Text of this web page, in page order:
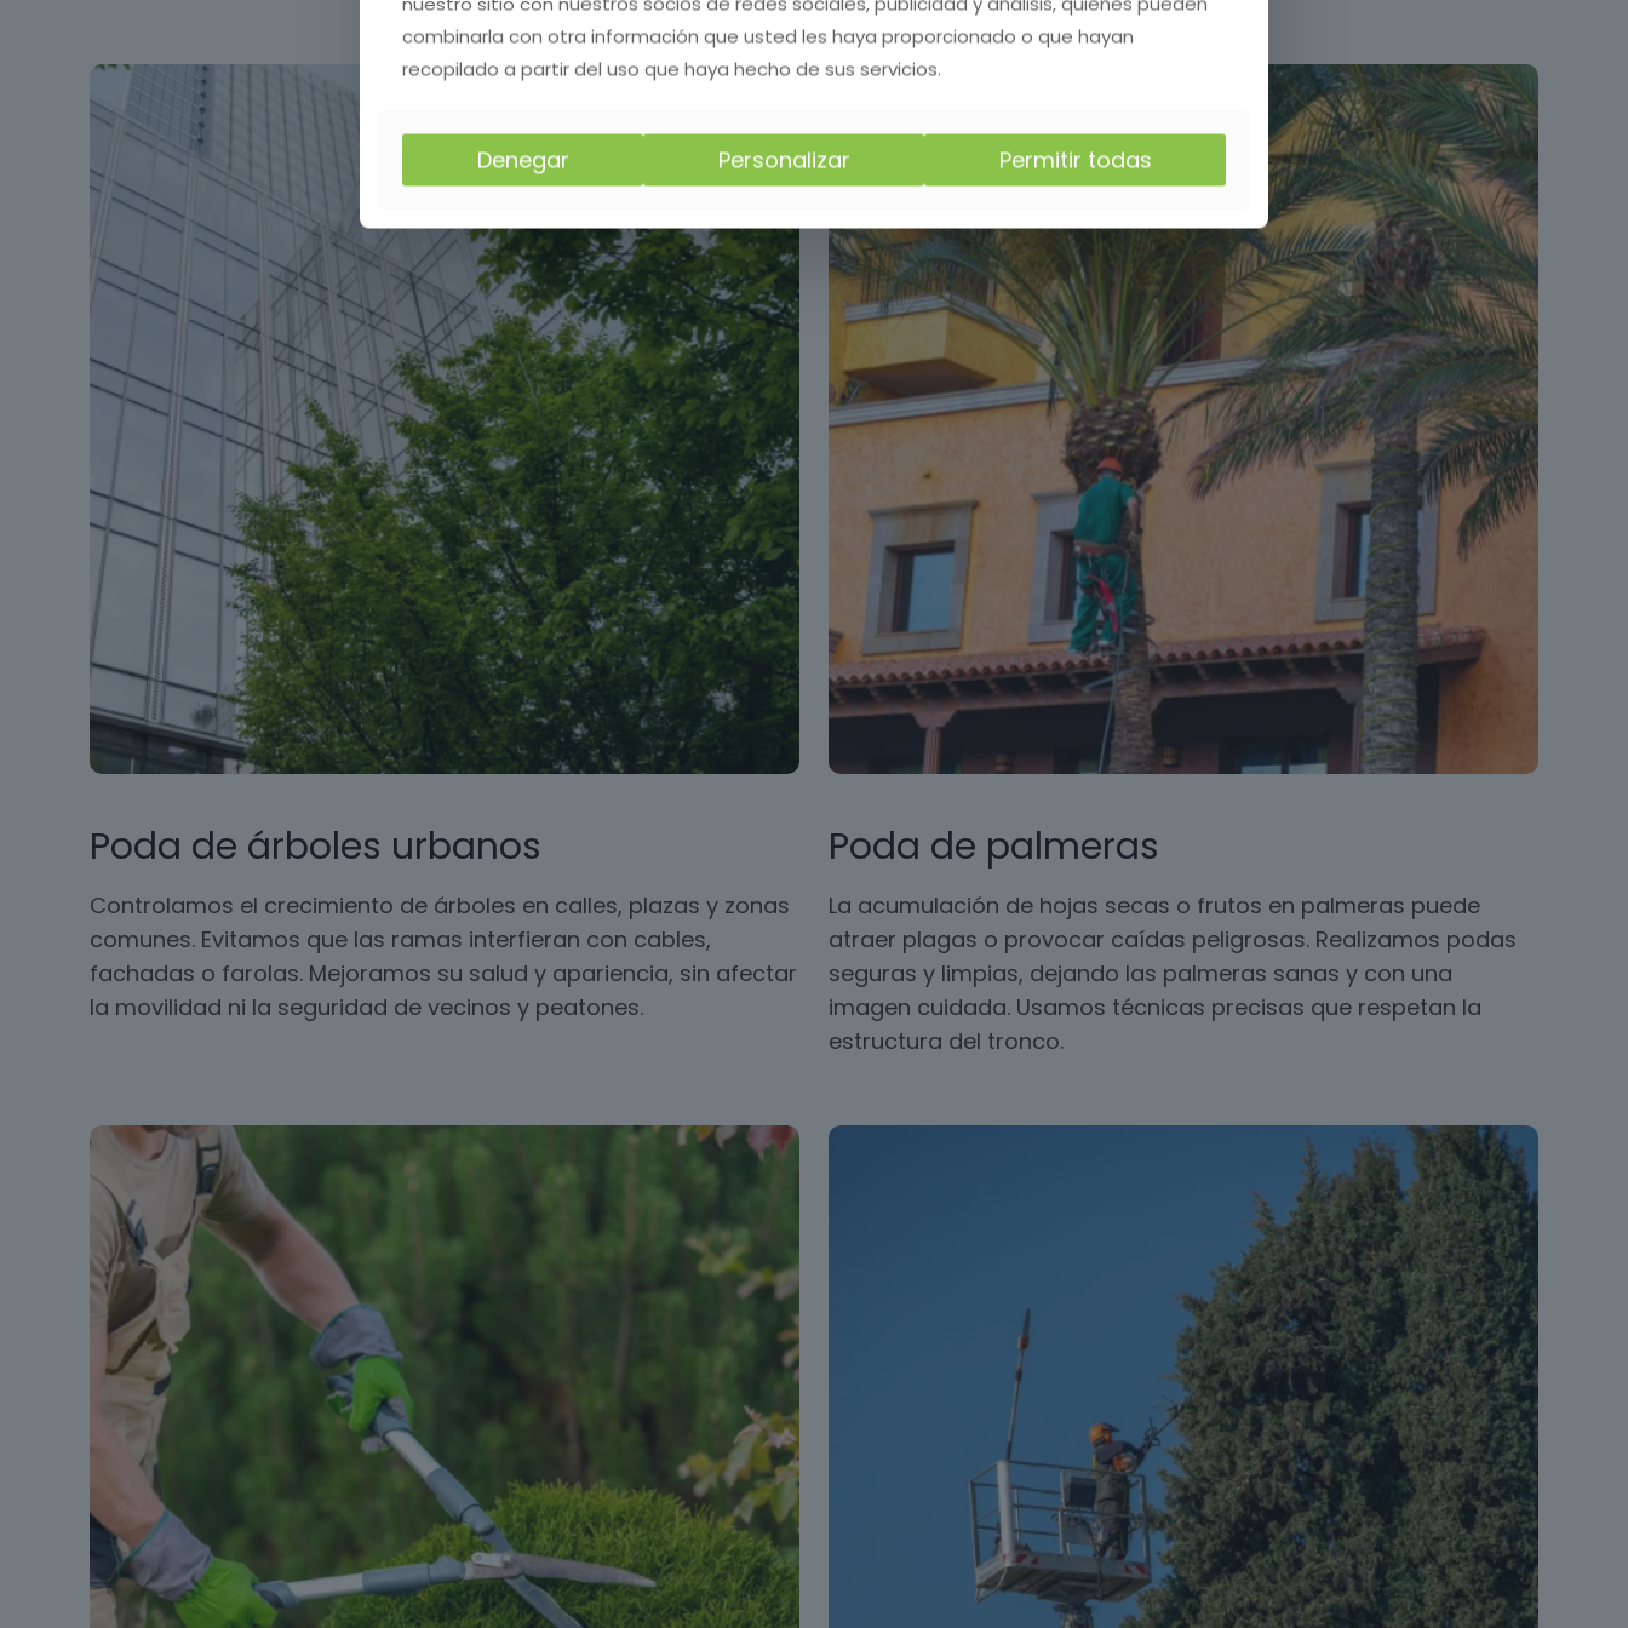
Poda de árboles urbanos
Controlamos el crecimiento de árboles en calles, plazas y zonas
comunes. Evitamos que las ramas interfieran con cables,
fachadas o farolas. Mejoramos su salud y apariencia, sin afectar
la movilidad ni la seguridad de vecinos y peatones.
Poda de palmeras
La acumulación de hojas secas o frutos en palmeras puede
atraer plagas o provocar caídas peligrosas. Realizamos podas
seguras y limpias, dejando las palmeras sanas y con una
imagen cuidada. Usamos técnicas precisas que respetan la
estructura del tronco.
combinarla con otra información que usted les haya proporcionado o que hayan
recopilado a partir del uso que haya hecho de sus servicios.
Denegar Personalizar Permitir todas